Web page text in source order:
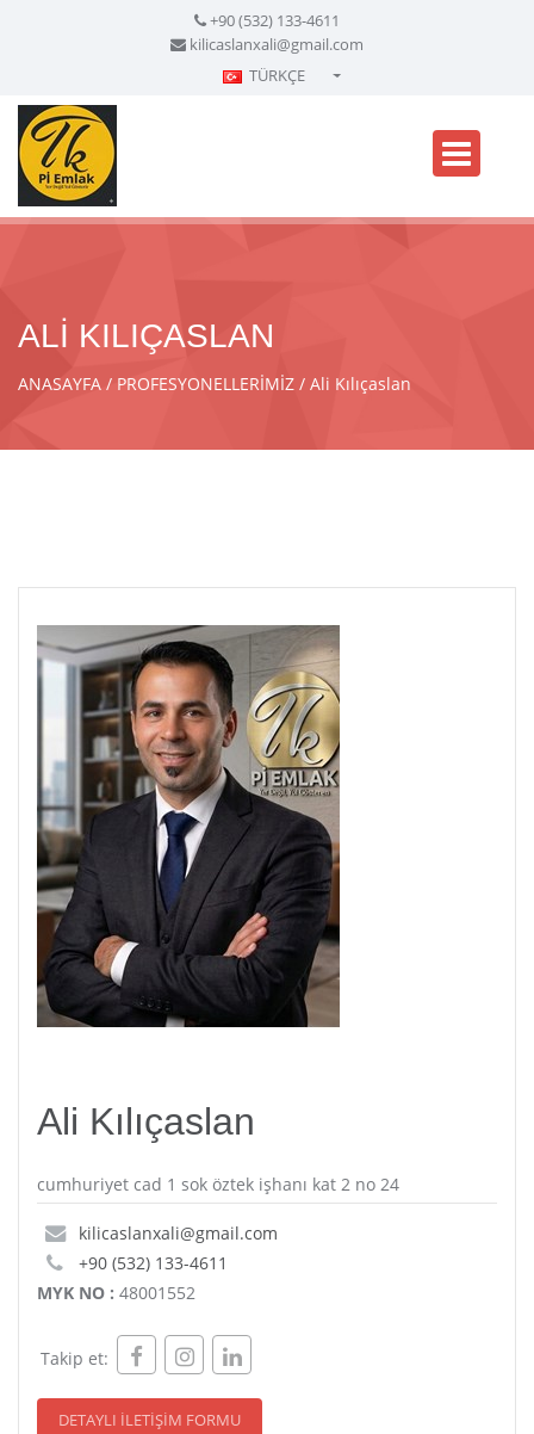
+90 (532) 133-4611
kilicaslanxali@gmail.com
TÜRKÇE
Српски - Serbian
ALİ KILIÇASLAN
ANASAYFA PROFESYONELLERİMİZ Ali Kılıçaslan
Ali Kılıçaslan
cumhuriyet cad 1 sok öztek işhanı kat 2 no 24
kilicaslanxali@gmail.com
+90 (532) 133-4611
MYK NO : 48001552
Takip et:
DETAYLI İLETİŞİM FORMU